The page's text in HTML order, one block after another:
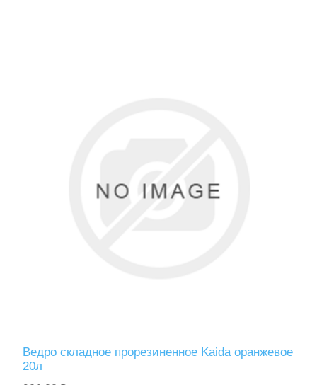
Ведро складное прорезиненное Kaida оранжевое
20л